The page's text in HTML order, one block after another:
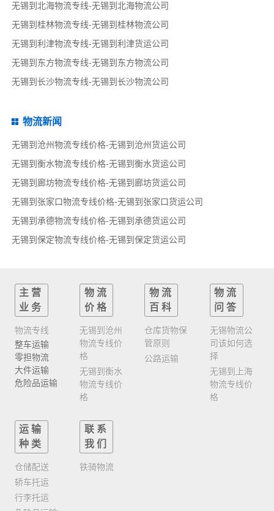
无锡到北海物流专线-无锡到北海物流公司
无锡到桂林物流专线-无锡到桂林物流公司
无锡到利津物流专线-无锡到利津货运公司
无锡到东方物流专线-无锡到东方物流公司
无锡到长沙物流专线-无锡到长沙物流公司
物流新闻
无锡到沧州物流专线价格-无锡到沧州货运公司
无锡到衡水物流专线价格-无锡到衡水货运公司
无锡到廊坊物流专线价格-无锡到廊坊货运公司
无锡到张家口物流专线价格-无锡到张家口货运公司
无锡到承德物流专线价格-无锡到承德货运公司
无锡到保定物流专线价格-无锡到保定货运公司
主营
业务
物流专线
整车运输
零担物流
大件运输
危险品运输
物流
价格
无锡到沧州
物流专线价
格
无锡到衡水
物流专线价
格
物流
百科
仓库货物保
管原则
公路运输
物流
问答
无锡物流公
司该如何选
择
无锡到上海
物流专线价
格
运输
种类
仓储配送
轿车托运
行李托运
联系
我们
铁骑物流